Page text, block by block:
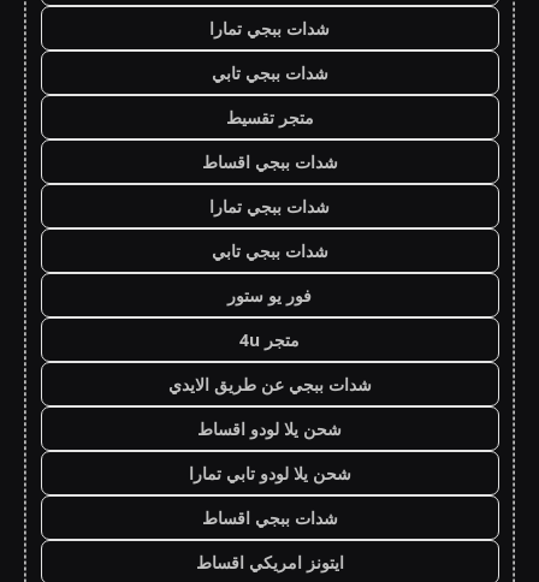
شدات ببجي تمارا
شدات ببجي تابي
متجر تقسيط
شدات ببجي اقساط
شدات ببجي تمارا
شدات ببجي تابي
فور يو ستور
متجر 4u
شدات ببجي عن طريق الايدي
شحن يلا لودو اقساط
شحن يلا لودو تابي تمارا
شدات ببجي اقساط
ايتونز امريكي اقساط